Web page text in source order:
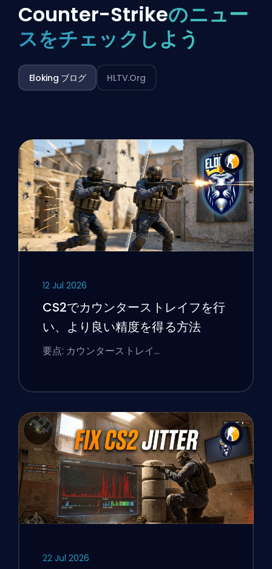
Counter-Strikeのニュー
スをチェックしよう
Eloking ブログ HLTV.org
12 Jul 2026
CS2でカウンターストレイフを行
い、より良い精度を得る方法
要点: カウンターストレイ…
22 Jul 2026